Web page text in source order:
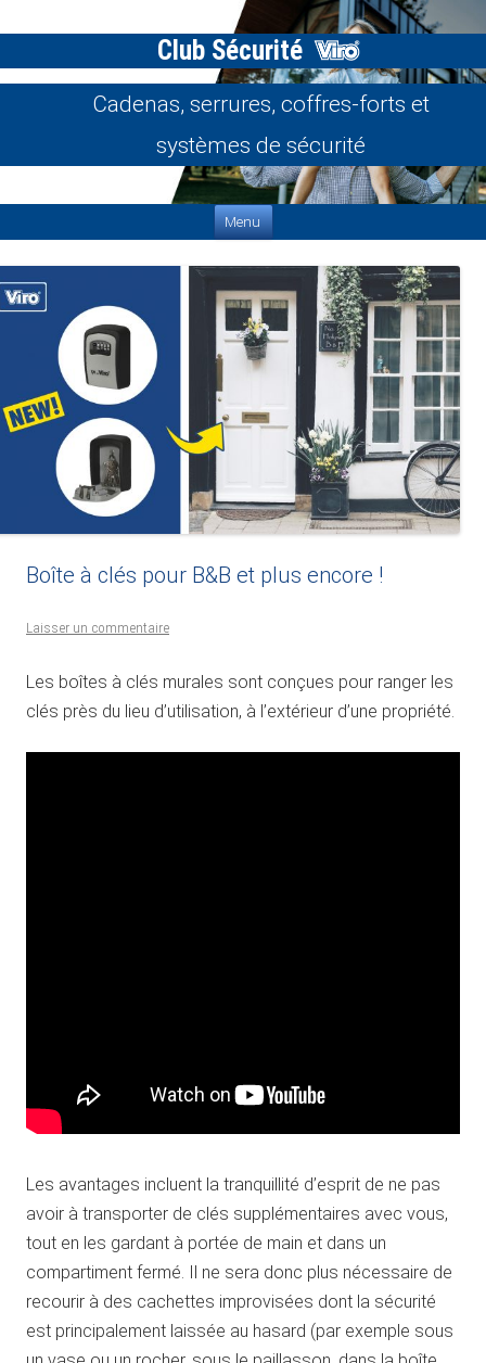
Club Sécurité
Cadenas, serrures, coffres-forts et
systèmes de sécurité
Menu
Boîte à clés pour B&B et plus encore !
Laisser un commentaire
Les boîtes à clés murales sont conçues pour ranger les
clés près du lieu d’utilisation, à l’extérieur d’une propriété.
Les avantages incluent la tranquillité d’esprit de ne pas
avoir à transporter de clés supplémentaires avec vous,
tout en les gardant à portée de main et dans un
compartiment fermé. Il ne sera donc plus nécessaire de
recourir à des cachettes improvisées dont la sécurité
est principalement laissée au hasard (par exemple sous